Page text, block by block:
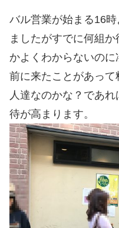
バル営業が始まる16
ましたがすでに何組
かよくわからないのに
前に来たことがあっ
人達なのかな？であ
待が高まります。